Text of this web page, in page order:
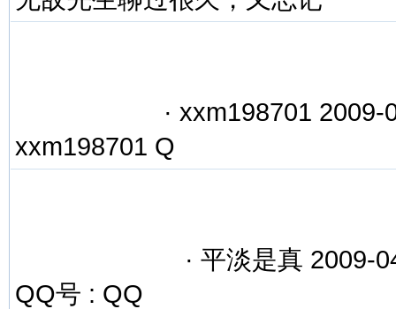
· xxm198701 2009-
xxm198701 Q
· 平淡是真 2009-
QQ号 : QQ